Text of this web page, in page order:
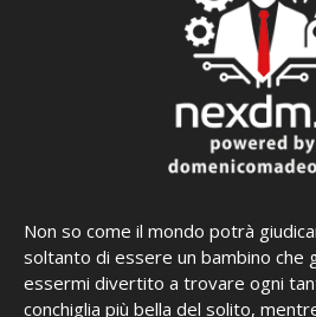
Non so come il mondo potrà
soltanto di essere un bambino che
essermi divertito a trovare ogni
conchiglia più bella del solito,